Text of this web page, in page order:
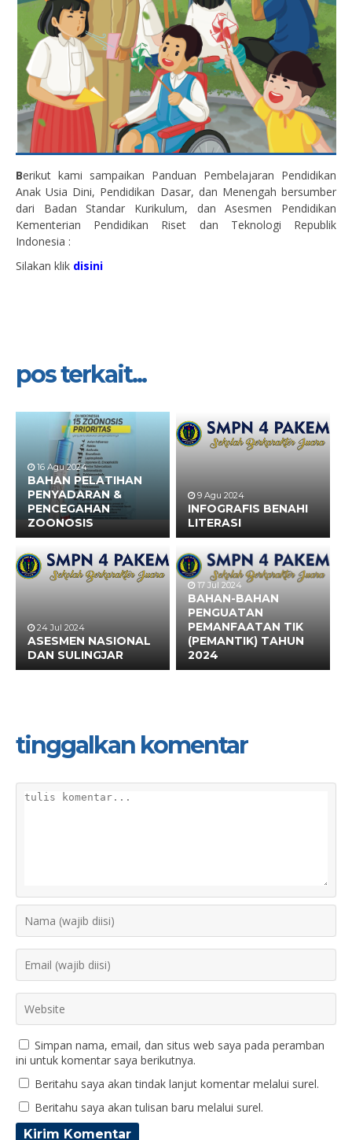
Berikut kami sampaikan Panduan Pembelajaran Pendidikan
Anak Usia Dini, Pendidikan Dasar, dan Menengah bersumber
dari Badan Standar Kurikulum, dan Asesmen Pendidikan
Kementerian Pendidikan Riset dan Teknologi Republik
Indonesia :
Silakan klik disini
pos terkait...
16 Agu 2024
BAHAN PELATIHAN
PENYADARAN &
PENCEGAHAN
ZOONOSIS
9 Agu 2024
INFOGRAFIS BENAHI
LITERASI
24 Jul 2024
ASESMEN NASIONAL
DAN SULINGJAR
17 Jul 2024
BAHAN-BAHAN
PENGUATAN
PEMANFAATAN TIK
(PEMANTIK) TAHUN
2024
tinggalkan komentar
Simpan nama, email, dan situs web saya pada peramban
ini untuk komentar saya berikutnya.
Beritahu saya akan tindak lanjut komentar melalui surel.
Beritahu saya akan tulisan baru melalui surel.